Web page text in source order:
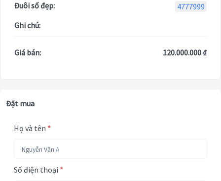
Đuôi số đẹp:
4777999
Ghi chú:
Giá bán: 120.000.000 ₫
Đặt mua
Họ và tên *
Số điện thoại *